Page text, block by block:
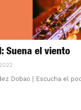
Suena el viento
Dobao | Escucha el